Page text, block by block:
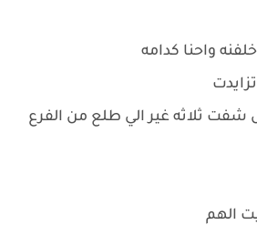
واحنا كدامه
ثلاثه غير الي طلع من الفرع
الهم